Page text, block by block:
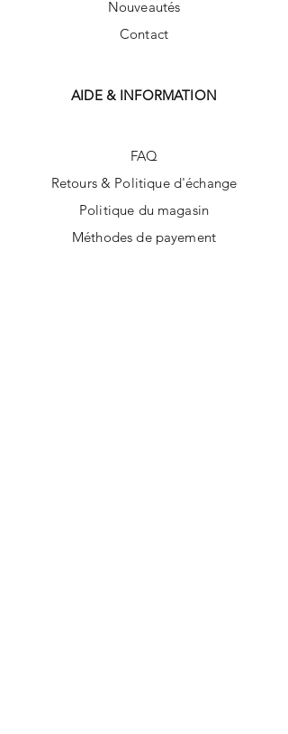
Nouveautés
Contact
AIDE & INFORMATION
FAQ
Retours & Politique d'échange
Politique du magasin
Méthodes de payement